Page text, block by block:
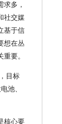
多，
社交媒
基于信
想在丛
要。
目标
池、
核心要